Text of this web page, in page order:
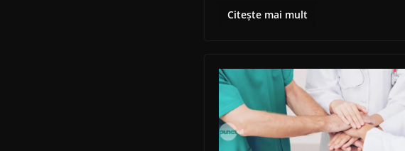
Citește mai mult